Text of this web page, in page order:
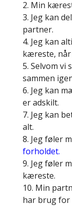
Min
Jeg kan
partner.
Jeg kan
kæreste,
Selvom vi
sammen
Jeg kan
er adskilt.
Jeg kan
alt.
Jeg føler
forholdet.
Jeg føler
kæreste.
Min
har brug for